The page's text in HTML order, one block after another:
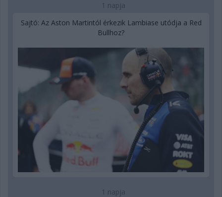
1 napja
Sajtó: Az Aston Martintól érkezik Lambiase utódja a Red
Bullhoz?
1 napja